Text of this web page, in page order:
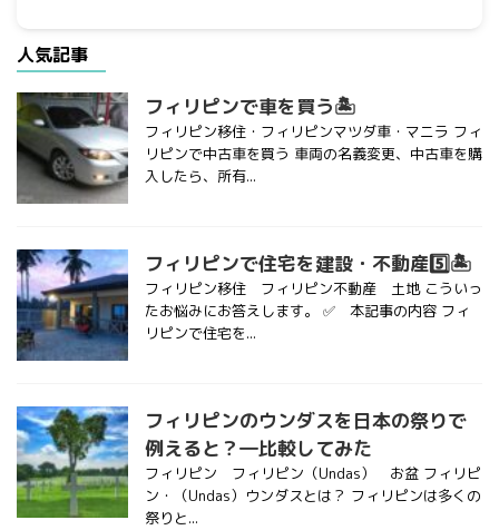
人気記事
フィリピンで車を買う🏝
フィリピン移住・フィリピンマツダ車・マニラ フィ
リピンで中古車を買う 車両の名義変更、中古車を購
入したら、所有...
フィリピンで住宅を建設・不動産5️⃣🏝
フィリピン移住 フィリピン不動産 土地 こういっ
たお悩みにお答えします。 ✅ 本記事の内容 フィ
リピンで住宅を...
フィリピンのウンダスを日本の祭りで
例えると？―比較してみた
フィリピン フィリピン（Undas） お盆 フィリピ
ン・（Undas）ウンダスとは？ フィリピンは多くの
祭りと...